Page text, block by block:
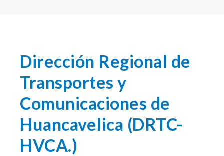
Dirección Regional de
Transportes y
Comunicaciones de
Huancavelica (DRTC-
HVCA.)